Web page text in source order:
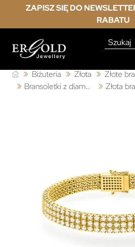
ZAPISZ SIĘ DO
RABATU
Biżuteria Złota
Złote
Bransoletki z diamentami laboratoryjnymi